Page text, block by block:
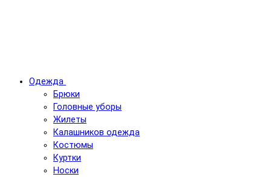
Одежда
Брюки
Головные уборы
Жилеты
Калашников одежда
Костюмы
Куртки
Носки